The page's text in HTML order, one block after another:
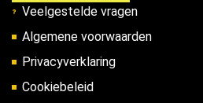
Veelgestelde vragen
Algemene voorwaarden
Privacyverklaring
Cookiebeleid